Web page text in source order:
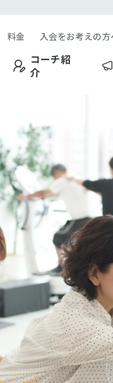
コーチ紹
介
料金 入会をお考えの方